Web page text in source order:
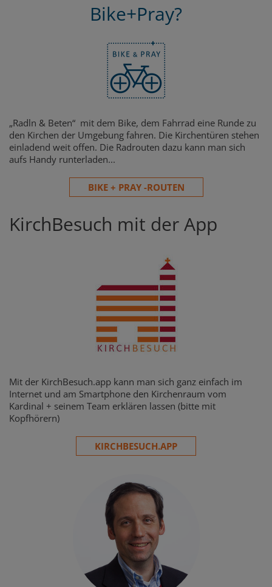
Bike+Pray?
„Radln & Beten“ mit dem Bike, dem Fahrrad eine Runde zu
den Kirchen der Umgebung fahren. Die Kirchentüren stehen
einladend weit offen. Die Radrouten dazu kann man sich
aufs Handy runterladen...
BIKE + PRAY -ROUTEN
KirchBesuch mit der App
Mit der KirchBesuch.app kann man sich ganz einfach im
Internet und am Smartphone den Kirchenraum vom
Kardinal + seinem Team erklären lassen (bitte mit
Kopfhörern)
KIRCHBESUCH.APP